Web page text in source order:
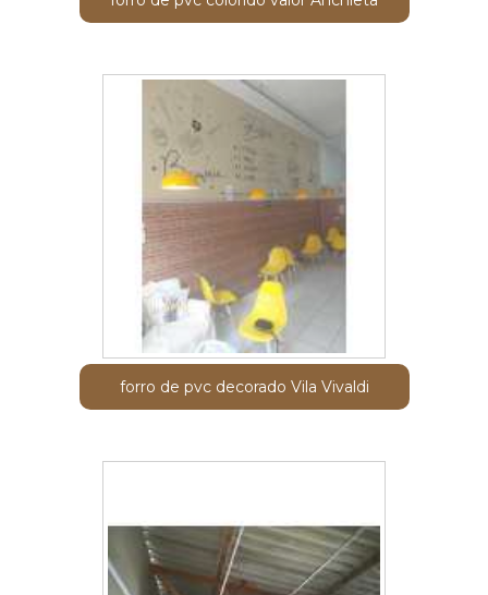
forro de pvc decorado Vila Vivaldi